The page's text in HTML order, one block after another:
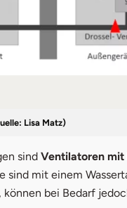
Lisa Matz)
sind Ventilatoren
sind mit einem
bei Bedarf